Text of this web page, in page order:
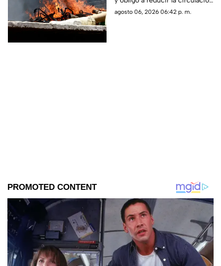
carretera 57
mientras continúan las
agosto 06, 2026 06:42 p. m.